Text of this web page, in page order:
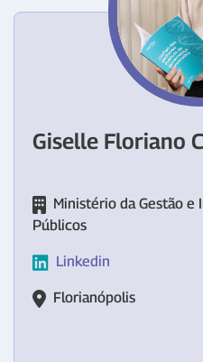
Giselle Floriano
Ministério da Gestão e
Públicos
Linkedin
Florianópolis